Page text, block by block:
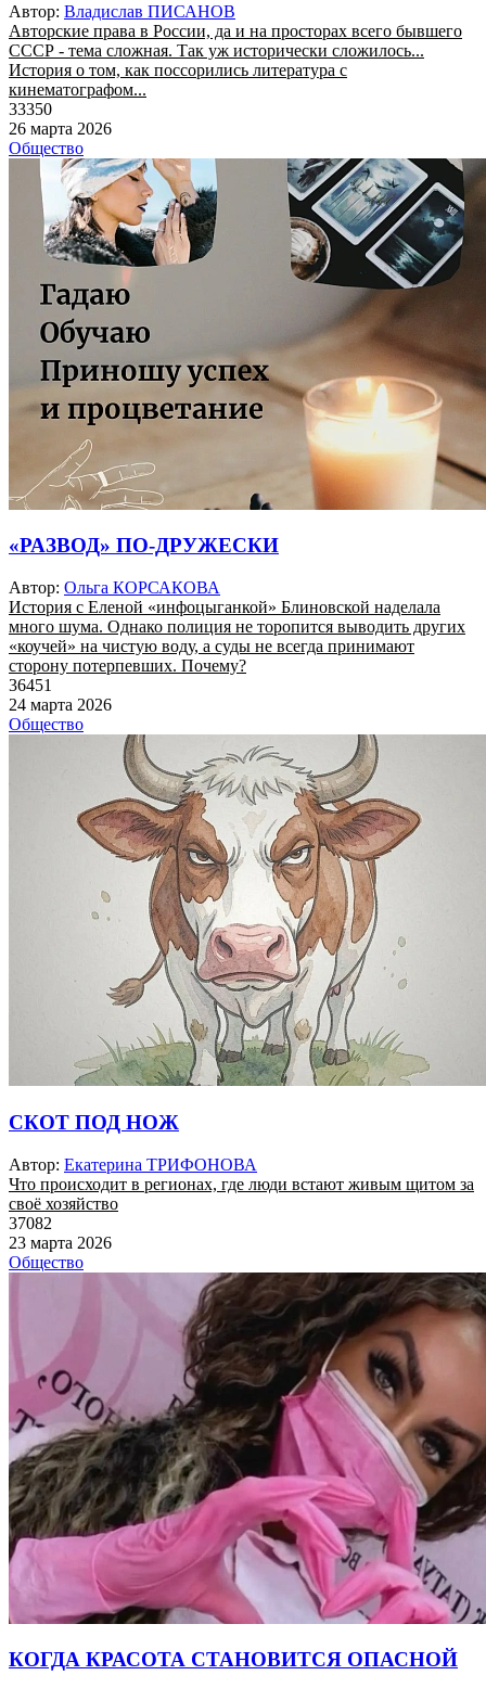
Автор: Владислав ПИСАНОВ
Авторские права в России, да и на просторах всего бывшего
СССР - тема сложная. Так уж исторически сложилось...
История о том, как поссорились литература с
кинематографом...
33350
26 марта 2026
Общество
«РАЗВОД» ПО-ДРУЖЕСКИ
Автор: Ольга КОРСАКОВА
История с Еленой «инфоцыганкой» Блиновской наделала
много шума. Однако полиция не торопится выводить других
«коучей» на чистую воду, а суды не всегда принимают
сторону потерпевших. Почему?
36451
24 марта 2026
Общество
СКОТ ПОД НОЖ
Автор: Екатерина ТРИФОНОВА
Что происходит в регионах, где люди встают живым щитом за
своё хозяйство
37082
23 марта 2026
Общество
КОГДА КРАСОТА СТАНОВИТСЯ ОПАСНОЙ